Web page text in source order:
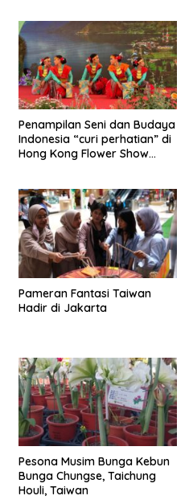
Penampilan Seni dan Budaya
Indonesia “curi perhatian” di
Hong Kong Flower Show
Pameran Fantasi Taiwan
Hadir di Jakarta
Pesona Musim Bunga Kebun
Bunga Chungse, Taichung
Houli, Taiwan